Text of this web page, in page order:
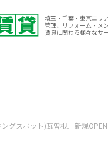
埼玉・千葉・東京エリ
管理、リフォーム・メ
賃貸に関わる様々なサ
グスポット)瓦曽根』新規